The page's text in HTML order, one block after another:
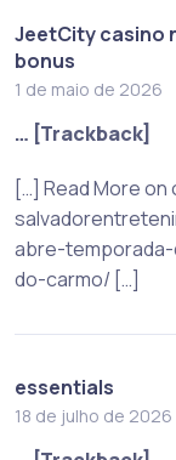
JeetCity casino
bonus
1 de maio de 2026
… [Trackback]
[…] Read More
abre-
do-carmo/ […]
essentials
18 de julho de 2026